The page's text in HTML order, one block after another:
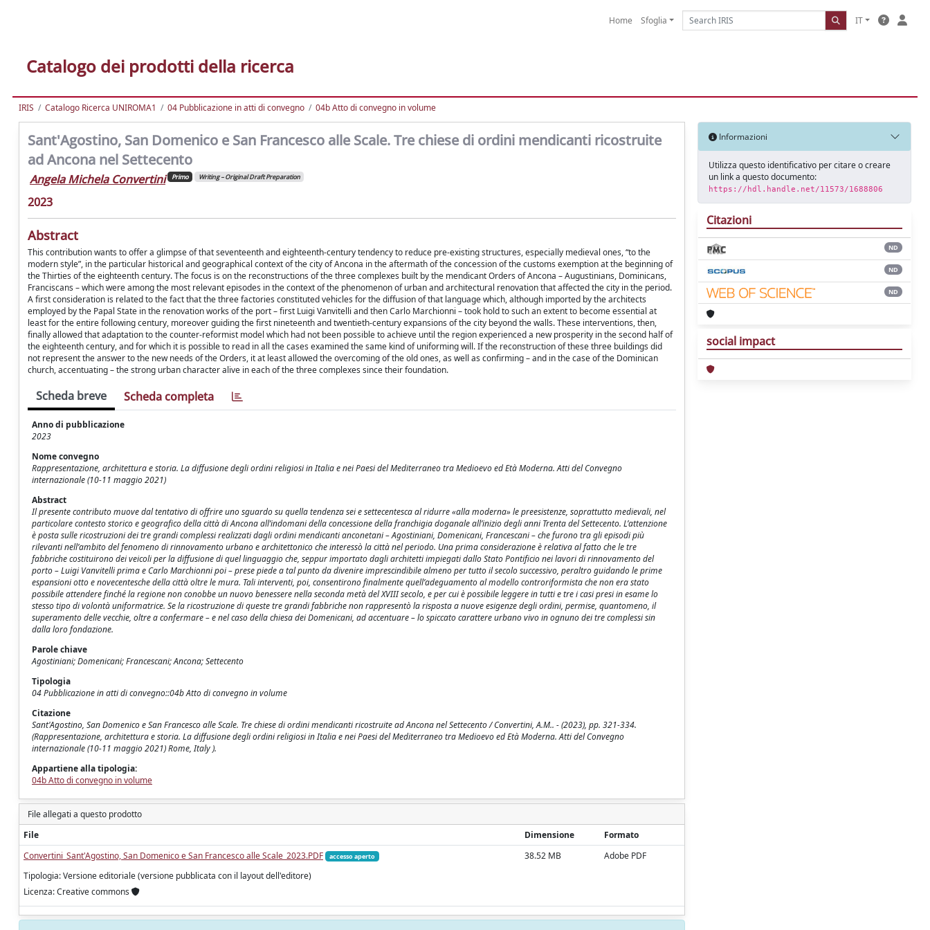
Home Sfoglia IT
Catalogo dei prodotti della ricerca
IRIS Catalogo Ricerca UNIROMA1 04 Pubblicazione in atti di convegno 04b Atto di convegno in volume
Sant'Agostino, San Domenico e San Francesco alle Scale. Tre chiese di ordini mendicanti ricostruite
ad Ancona nel Settecento
Angela Michela Convertini Primo Writing – Original Draft Preparation
2023
Abstract
This contribution wants to offer a glimpse of that seventeenth and eighteenth-century tendency to reduce pre-existing structures, especially medieval ones, “to the
modern style”, in the particular historical and geographical context of the city of Ancona in the aftermath of the concession of the customs exemption at the beginning of
the Thirties of the eighteenth century. The focus is on the reconstructions of the three complexes built by the mendicant Orders of Ancona – Augustinians, Dominicans,
Franciscans – which were among the most relevant episodes in the context of the phenomenon of urban and architectural renovation that affected the city in the period.
A first consideration is related to the fact that the three factories constituted vehicles for the diffusion of that language which, although imported by the architects
employed by the Papal State in the renovation works of the port – first Luigi Vanvitelli and then Carlo Marchionni – took hold to such an extent to become essential at
least for the entire following century, moreover guiding the first nineteenth and twentieth-century expansions of the city beyond the walls. These interventions, then,
finally allowed that adaptation to the counter-reformist model which had not been possible to achieve until the region experienced a new prosperity in the second half of
the eighteenth century, and for which it is possible to read in all the cases examined the same kind of uniforming will. If the reconstruction of these three buildings did
not represent the answer to the new needs of the Orders, it at least allowed the overcoming of the old ones, as well as confirming – and in the case of the Dominican
church, accentuating – the strong urban character alive in each of the three complexes since their foundation.
Scheda breve Scheda completa
Anno di pubblicazione
2023
Nome convegno
Rappresentazione, architettura e storia. La diffusione degli ordini religiosi in Italia e nei Paesi del Mediterraneo tra Medioevo ed Età Moderna. Atti del Convegno
internazionale (10-11 maggio 2021)
Abstract
Il presente contributo muove dal tentativo di offrire uno sguardo su quella tendenza sei e settecentesca al ridurre «alla moderna» le preesistenze, soprattutto medievali, nel
particolare contesto storico e geografico della città di Ancona all’indomani della concessione della franchigia doganale all’inizio degli anni Trenta del Settecento. L’attenzione
è posta sulle ricostruzioni dei tre grandi complessi realizzati dagli ordini mendicanti anconetani – Agostiniani, Domenicani, Francescani – che furono tra gli episodi più
rilevanti nell’ambito del fenomeno di rinnovamento urbano e architettonico che interessò la città nel periodo. Una prima considerazione è relativa al fatto che le tre
fabbriche costituirono dei veicoli per la diffusione di quel linguaggio che, seppur importato dagli architetti impiegati dallo Stato Pontificio nei lavori di rinnovamento del
porto – Luigi Vanvitelli prima e Carlo Marchionni poi – prese piede a tal punto da divenire imprescindibile almeno per tutto il secolo successivo, peraltro guidando le prime
espansioni otto e novecentesche della città oltre le mura. Tali interventi, poi, consentirono finalmente quell’adeguamento al modello controriformista che non era stato
possibile attendere finché la regione non conobbe un nuovo benessere nella seconda metà del XVIII secolo, e per cui è possibile leggere in tutti e tre i casi presi in esame lo
stesso tipo di volontà uniformatrice. Se la ricostruzione di queste tre grandi fabbriche non rappresentò la risposta a nuove esigenze degli ordini, permise, quantomeno, il
superamento delle vecchie, oltre a confermare – e nel caso della chiesa dei Domenicani, ad accentuare – lo spiccato carattere urbano vivo in ognuno dei tre complessi sin
dalla loro fondazione.
Parole chiave
Agostiniani; Domenicani; Francescani; Ancona; Settecento
Tipologia
04 Pubblicazione in atti di convegno::04b Atto di convegno in volume
Citazione
Sant'Agostino, San Domenico e San Francesco alle Scale. Tre chiese di ordini mendicanti ricostruite ad Ancona nel Settecento / Convertini, A.M.. - (2023), pp. 321-334.
(Rappresentazione, architettura e storia. La diffusione degli ordini religiosi in Italia e nei Paesi del Mediterraneo tra Medioevo ed Età Moderna. Atti del Convegno
internazionale (10-11 maggio 2021) Rome, Italy ).
Appartiene alla tipologia:
04b Atto di convegno in volume
File allegati a questo prodotto
File
Dimensione
Formato
Convertini_Sant'Agostino, San Domenico e San Francesco alle Scale_2023.PDF
accesso aperto
Tipologia: Versione editoriale (versione pubblicata con il layout dell'editore)
Licenza: Creative commons
38.52 MB Adobe PDF
Informazioni
Utilizza questo identificativo per citare o creare
un link a questo documento:
https://hdl.handle.net/11573/1688806
Citazioni
ND
ND
ND
social impact